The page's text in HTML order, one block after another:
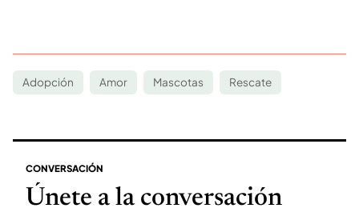
Adopción Amor Mascotas Rescate
CONVERSACIÓN
Únete a la conversación